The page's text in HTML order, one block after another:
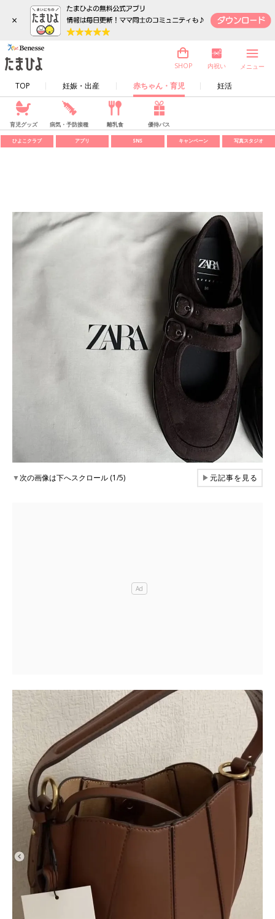
×
TOP 妊娠・出産 赤ちゃん・育児 妊活
SHOP 内祝い メニュー
育児グッズ 病気・予防接種 離乳食 優待パス
ひよこクラブ アプリ SNS キャンペーン 写真スタジオ
▼次の画像は下へスクロール (1/5) ▶元記事を見る